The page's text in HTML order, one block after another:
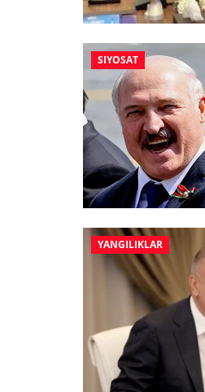
SIYOSAT
YANGILIKLAR